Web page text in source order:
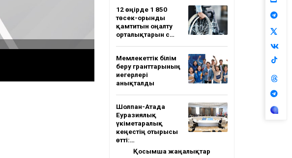
12 өңірде 1 850
төсек-орынды
қамтитын оңалту
орталықтарын с…
Мемлекеттік білім
беру гранттарының
иегерлері
анықталды
Шолпан-Атада
Еуразиялық
үкіметаралық
кеңестің отырысы
өтті:…
Қосымша жаңалықтар